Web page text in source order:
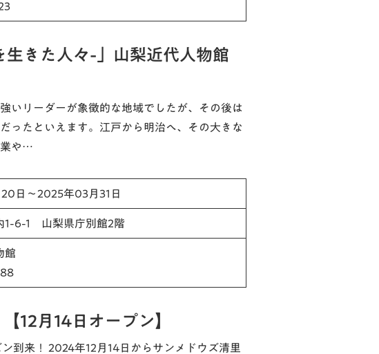
生きた人々-」山梨近代人物館
いリーダーが象徴的な地域でしたが、その後は
ったといえます。江戸から明治へ、その大きな
業や…
日～2025年03月31日
1-6-1 山梨県庁別館2階
館
12月14日オープン】
到来！ 2024年12月14日からサンメドウズ清里